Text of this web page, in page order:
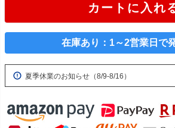
カートに入れ
在庫あり：1～2営業日で
夏季休業のお知らせ（8/9-8/16）